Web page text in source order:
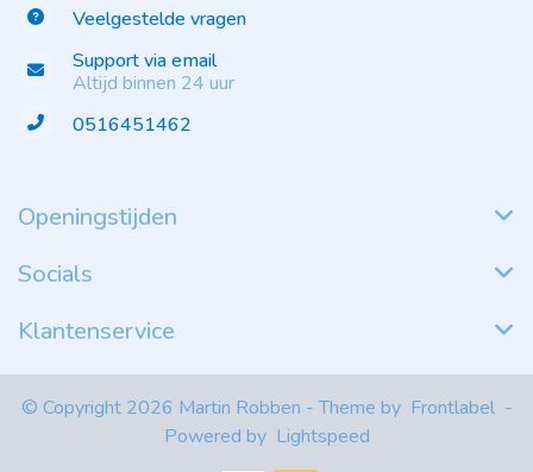
Veelgestelde vragen
Support via email
Altijd binnen 24 uur
0516451462
Openingstijden
Socials
Klantenservice
© Copyright 2026 Martin Robben - Theme by Frontlabel -
Powered by Lightspeed